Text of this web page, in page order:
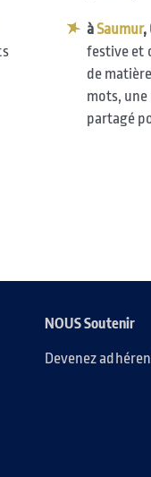
àSaumur,
festive et
de
mots,
partagé
NOUS Soutenir
Devenez